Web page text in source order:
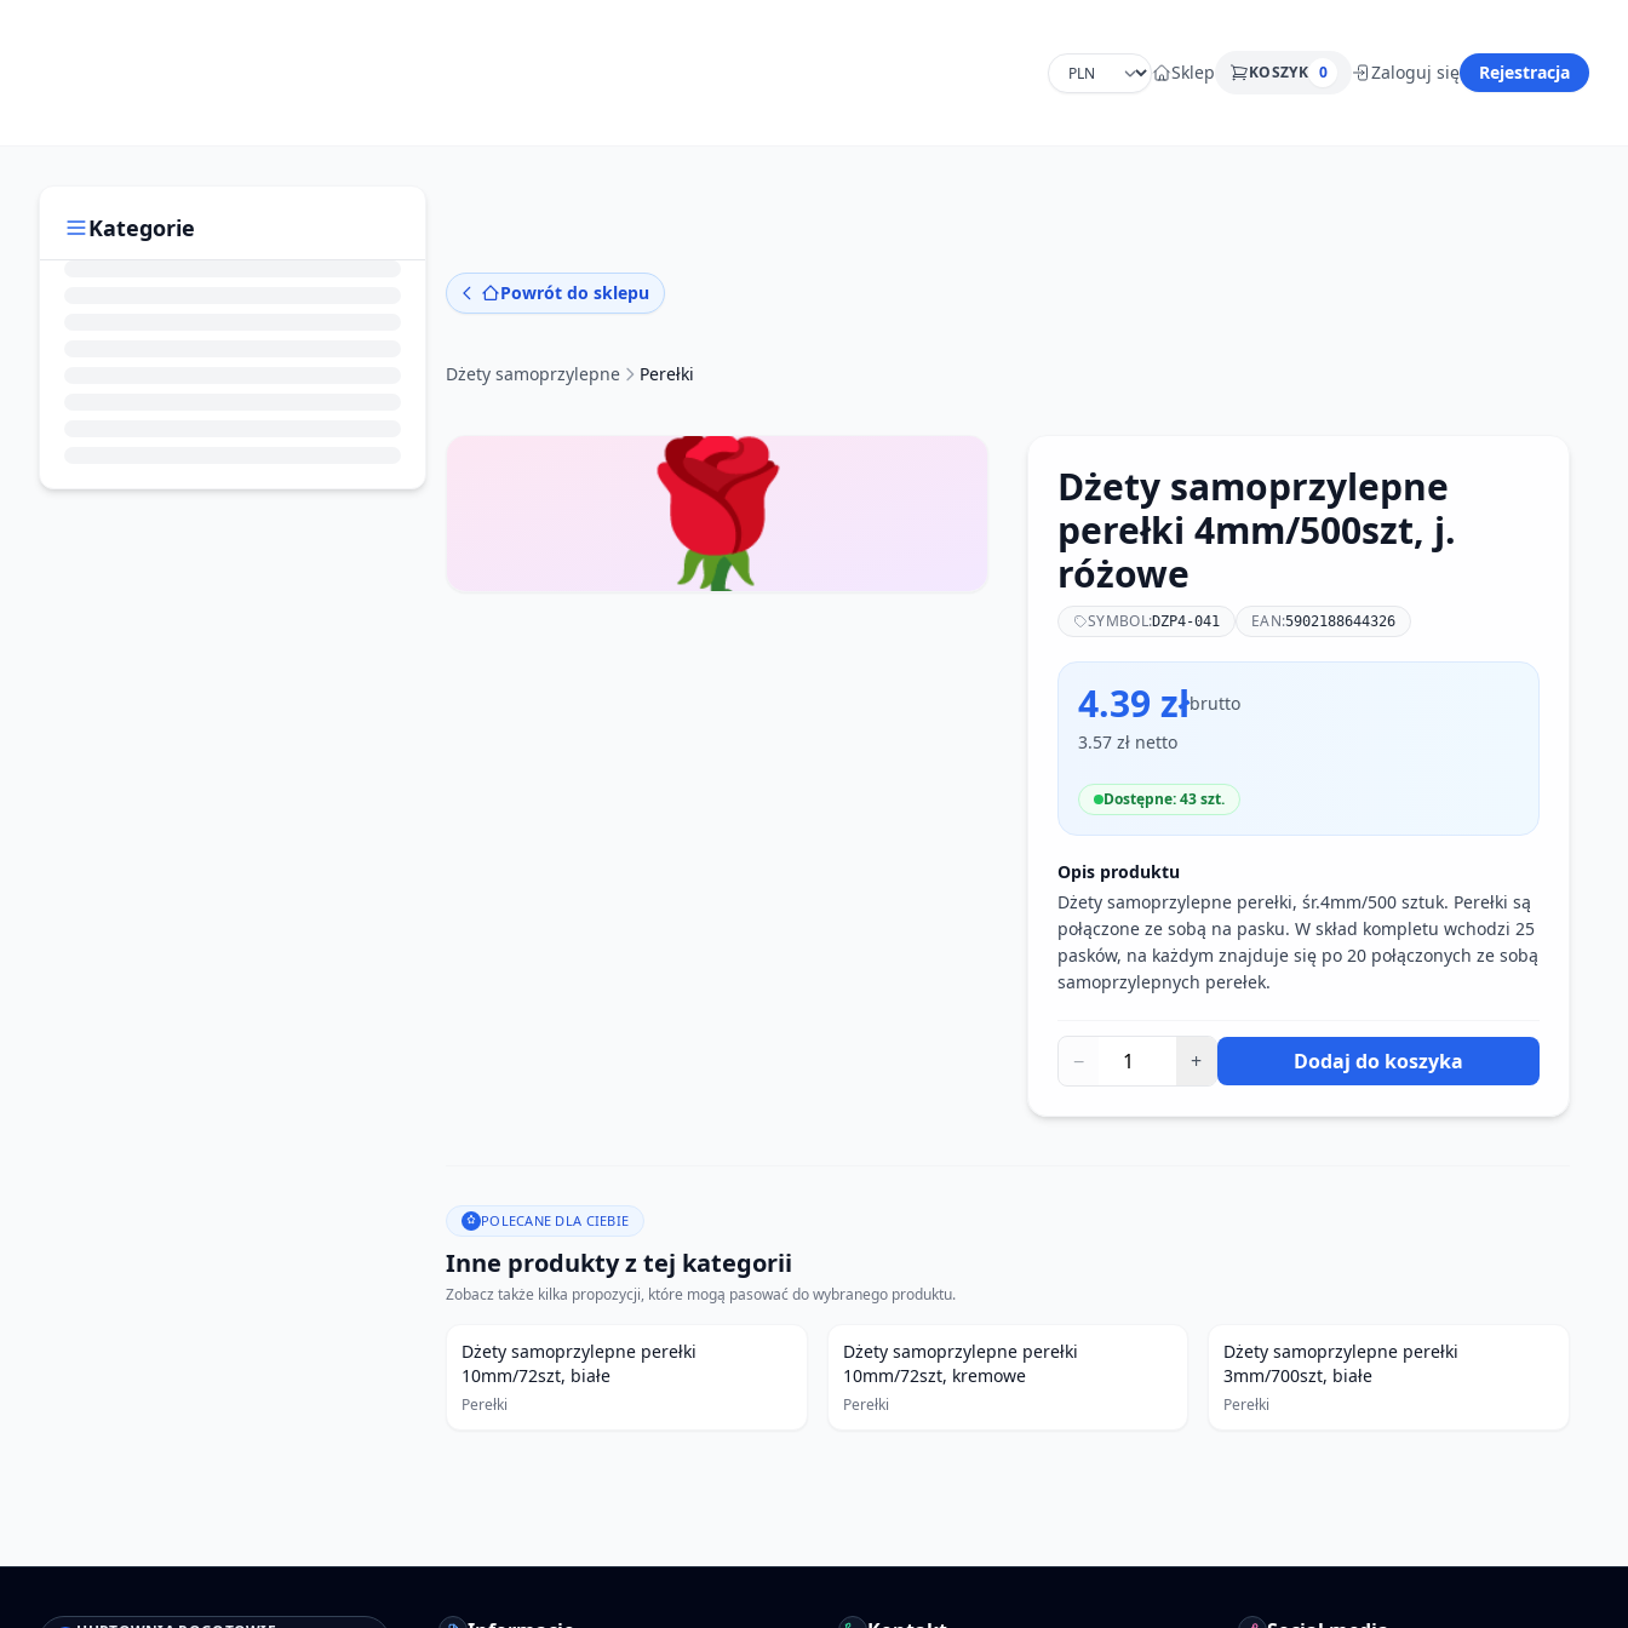
Sklep KOSZYK 0 Zaloguj się Rejestracja
Kategorie
Powrót do sklepu
Dżety samoprzylepne Perełki
🌹
Dżety samoprzylepne
perełki 4mm/500szt, j.
różowe
SYMBOL:DZP4-041 EAN:5902188644326
4.39 złbrutto
3.57 zł netto
Dostępne: 43 szt.
Opis produktu
Dżety samoprzylepne perełki, śr.4mm/500 sztuk. Perełki są
połączone ze sobą na pasku. W skład kompletu wchodzi 25
pasków, na każdym znajduje się po 20 połączonych ze sobą
samoprzylepnych perełek.
− + Dodaj do koszyka
POLECANE DLA CIEBIE
Inne produkty z tej kategorii
Zobacz także kilka propozycji, które mogą pasować do wybranego produktu.
Dżety samoprzylepne perełki
10mm/72szt, białe
Perełki
Dżety samoprzylepne perełki
10mm/72szt, kremowe
Perełki
Dżety samoprzylepne perełki
3mm/700szt, białe
Perełki